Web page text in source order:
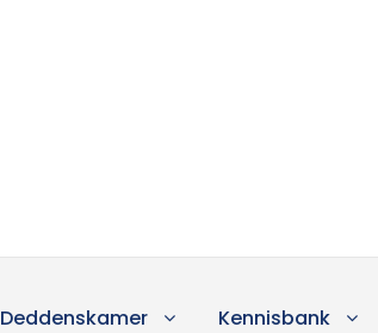
Deddenskamer Kennisbank